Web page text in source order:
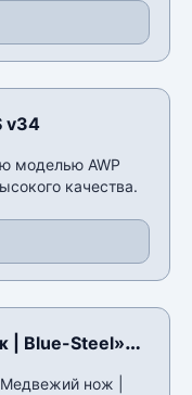
v34
моделью AWP
качества.
| Blue-Steel»
нож |